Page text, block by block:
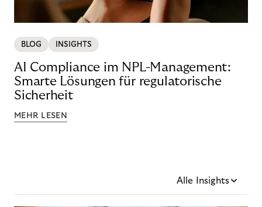
BLOG INSIGHTS
AI Compliance im NPL-Management:
Smarte Lösungen für regulatorische
Sicherheit
MEHR LESEN
Alle Insights